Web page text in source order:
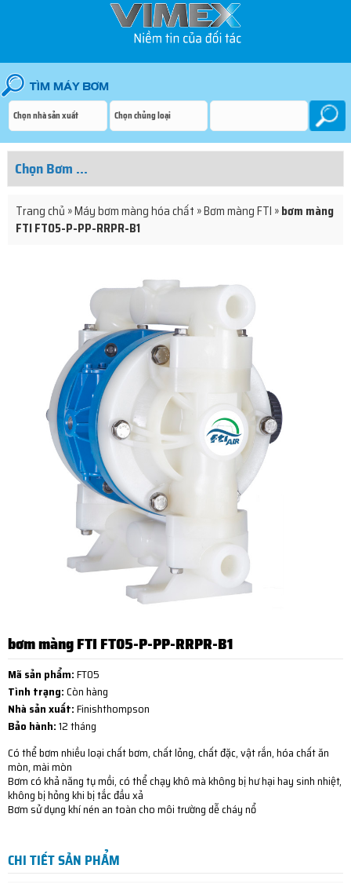
Trang chủ »Máy bơm màng hóa chất »Bơm màng FTI »bơm màng
FTI FT05-P-PP-RRPR-B1
bơm màng FTI FT05-P-PP-RRPR-B1
Mã sản phẩm:FT05
Tình trạng:Còn hàng
Nhà sản xuất:Finishthompson
Bảo hành:12 tháng
Có thể bơm nhiều loại chất bơm, chất lỏng, chất đặc, vật rắn, hóa chất ăn
mòn, mài mòn
Bơm có khả năng tụ mồi, có thể chạy khô mà không bị hư hại hay sinh nhiệt,
không bị hỏng khi bị tắc đầu xả
Bơm sử dụng khí nén an toàn cho môi trường dễ cháy nổ
CHI TIẾT SẢN PHẨM